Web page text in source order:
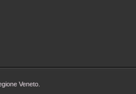
Veneto.